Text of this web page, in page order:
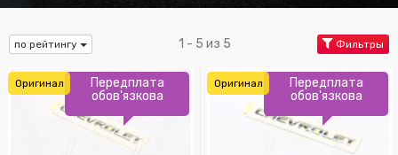
по рейтингу 1 - 5 из 5 Фильтры
Передплата
обов'язкова
Оригинал
Передплата
обов'язкова
Оригинал